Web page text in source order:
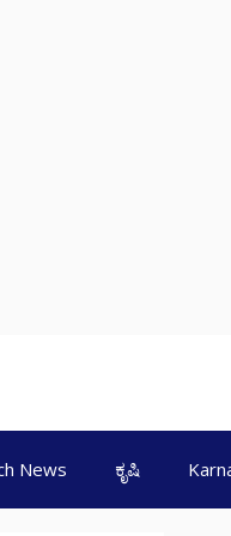
News ಕೃಷಿ